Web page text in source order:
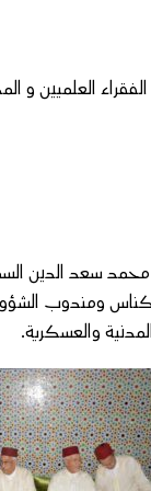
العلميين و
سعد الدين
ومندوب
والعسكرية.